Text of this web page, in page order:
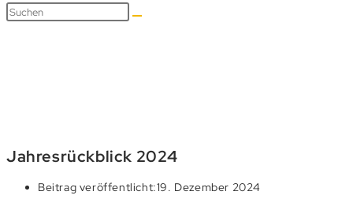
Jahresrückblick 2024
Beitrag veröffentlicht:19. Dezember 2024